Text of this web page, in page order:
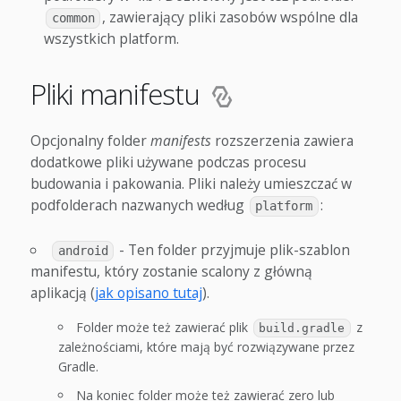
common , zawierający pliki zasobów wspólne dla
wszystkich platform.
Pliki manifestu
Opcjonalny foldermanifestsrozszerzenia zawiera
dodatkowe pliki używane podczas procesu
budowania i pakowania. Pliki należy umieszczać w
podfolderach nazwanych według
platform :
android
- Ten folder przyjmuje plik-szablon
manifestu, który zostanie scalony z główną
aplikacją (jak opisano tutaj).
Folder może też zawierać plik build.gradle
z
zależnościami, które mają być rozwiązywane przez
Gradle.
Na koniec folder może też zawierać zero lub